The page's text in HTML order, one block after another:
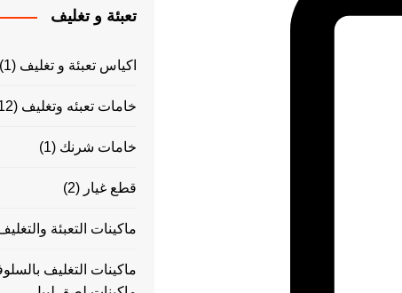
تعبئة و تغليف
اكياس تعبئة و تغليف (1)
خامات تعبئه وتغليف (12)
خامات شرنك (1)
قطع غيار (2)
ماكينات التعبئة